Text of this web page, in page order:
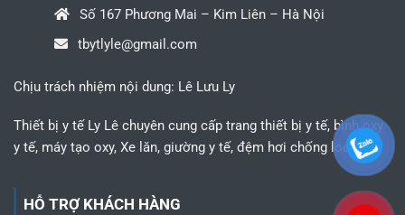
Số 167 Phương Mai – Kim Liên – Hà Nội
tbytlyle@gmail.com
Chịu trách nhiệm nội dung: Lê Lưu Ly
Thiết bị y tế Ly Lê chuyên cung cấp trang thiết bị y tế, bình oxy
y tế, máy tạo oxy, Xe lăn, giường y tế, đệm hơi chống loét,...
HỖ TRỢ KHÁCH HÀNG